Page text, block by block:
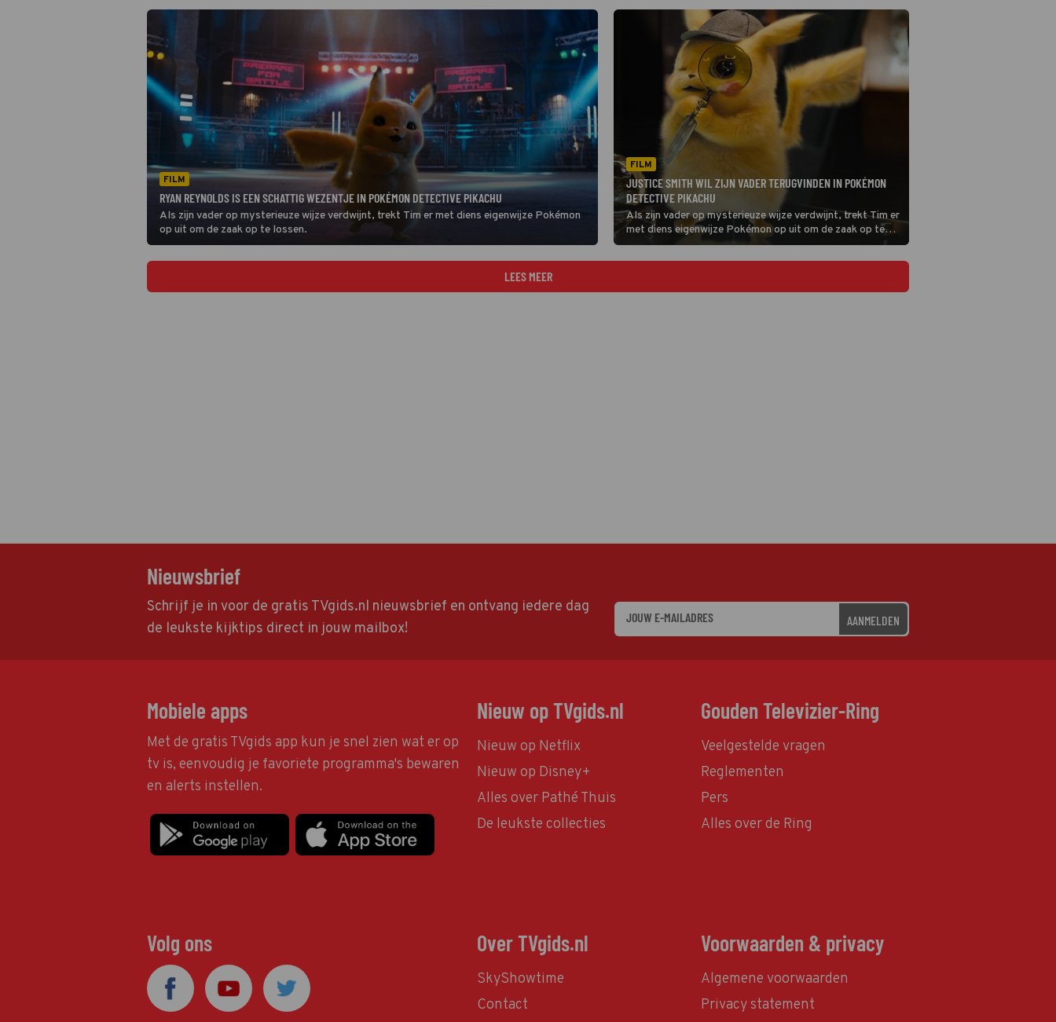
FILM
RYAN REYNOLDS IS EEN SCHATTIG WEZENTJE IN POKÉMON DETECTIVE PIKACHU
Als zijn vader op mysterieuze wijze verdwijnt, trekt Tim er met diens eigenwijze Pokémon
op uit om de zaak op te lossen.
FILM
JUSTICE SMITH WIL ZIJN VADER TERUGVINDEN IN POKÉMON
DETECTIVE PIKACHU
Als zijn vader op mysterieuze wijze verdwijnt, trekt Tim er
met diens eigenwijze Pokémon op uit om de zaak op te
lossen.
LEES MEER
Nieuwsbrief
Schrijf je in voor de gratis TVgids.nl nieuwsbrief en ontvang iedere dag
de leukste kijktips direct in jouw mailbox!
AANMELDEN
Mobiele apps
Met de gratis TVgids app kun je snel zien wat er op
tv is, eenvoudig je favoriete programma's bewaren
en alerts instellen.
Nieuw op TVgids.nl
Nieuw op Netflix
Nieuw op Disney+
Alles over Pathé Thuis
De leukste collecties
Gouden Televizier-Ring
Veelgestelde vragen
Reglementen
Pers
Alles over de Ring
Volg ons Over TVgids.nl
SkyShowtime
Contact
Voorwaarden & privacy
Algemene voorwaarden
Privacy statement